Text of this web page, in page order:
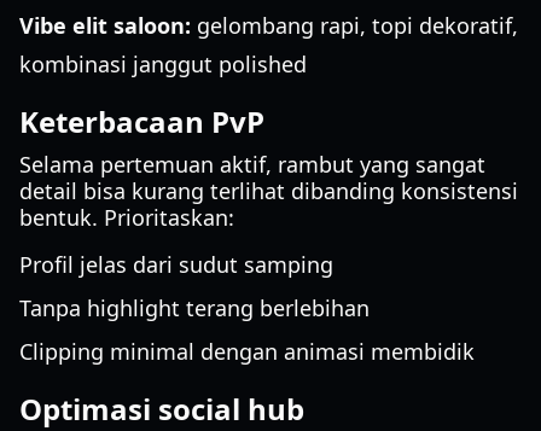
Vibe elit saloon: gelombang rapi, topi dekoratif,
kombinasi janggut polished
Keterbacaan PvP
Selama pertemuan aktif, rambut yang sangat
detail bisa kurang terlihat dibanding konsistensi
bentuk. Prioritaskan:
Profil jelas dari sudut samping
Tanpa highlight terang berlebihan
Clipping minimal dengan animasi membidik
Optimasi social hub